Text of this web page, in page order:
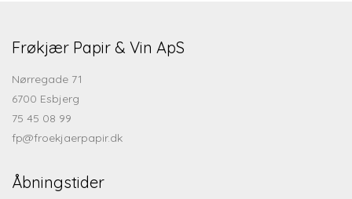
Frøkjær Papir & Vin ApS
Nørregade 71
6700 Esbjerg
75 45 08 99
fp@froekjaerpapir.dk
Åbningstider